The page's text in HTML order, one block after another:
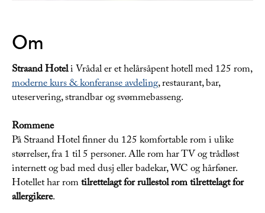
Om
Straand Hoteli Vrådal er et helårsåpent hotell med 125 rom,
moderne kurs & konferanse avdeling, restaurant, bar,
uteservering, strandbar og svømmebasseng.
Rommene
På Straand Hotel finner du 125 komfortable rom i ulike
størrelser, fra 1 til 5 personer. Alle rom har TV og trådløst
internett og bad med dusj eller badekar, WC og hårføner.
Hotellet har romtilrettelagt for rullestolrom tilrettelagt for
allergikere.